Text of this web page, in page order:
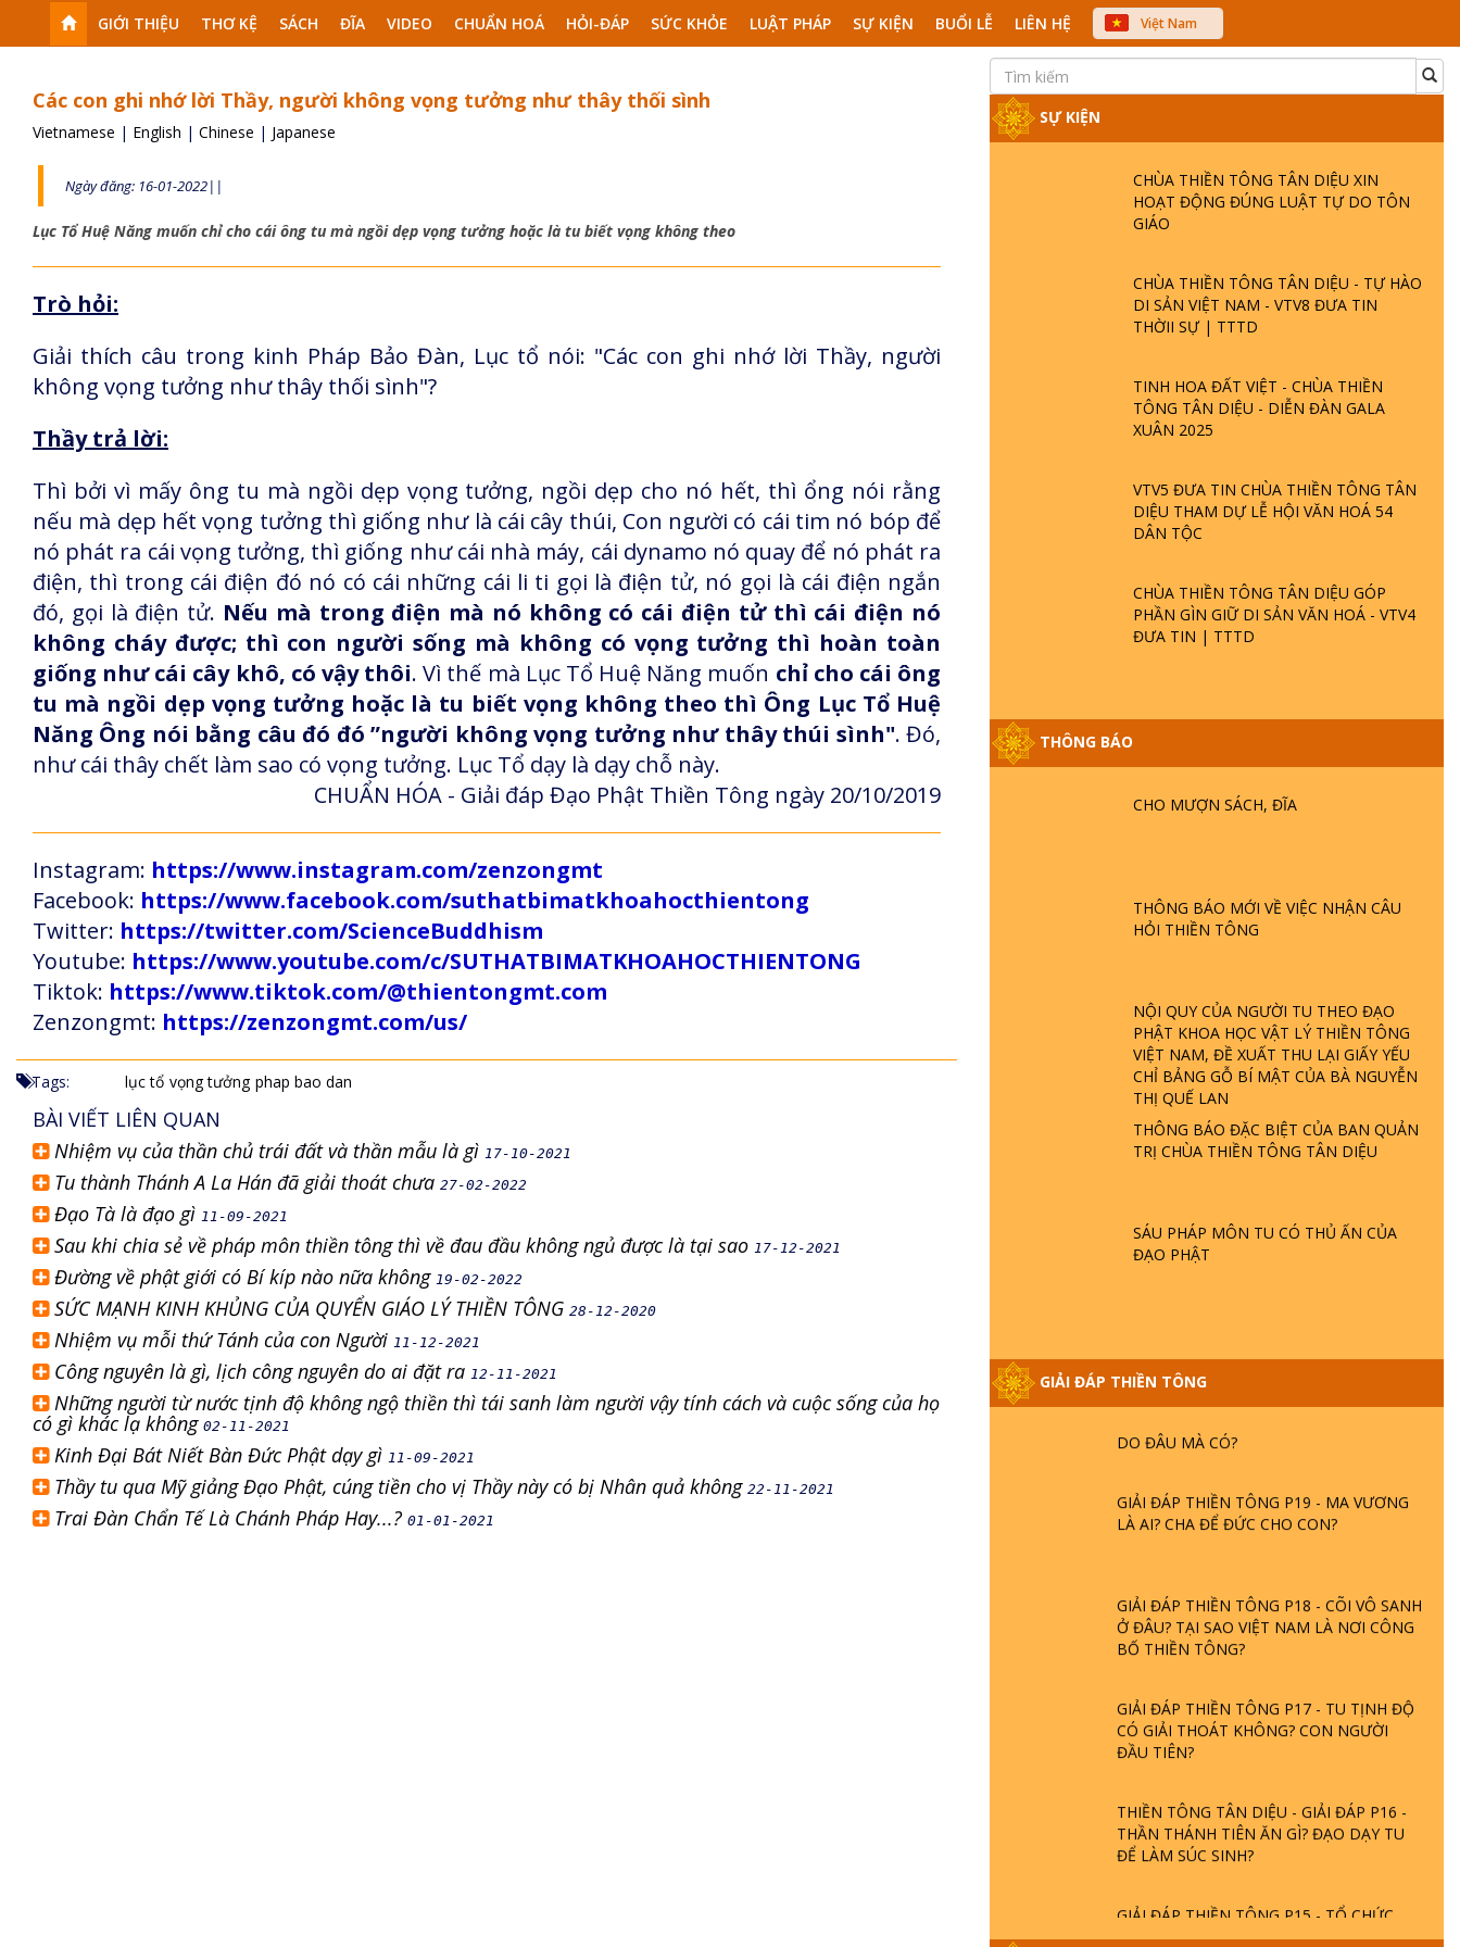
GIỚI THIỆU THƠ KỆ SÁCH ĐĨA VIDEO CHUẨN HOÁ HỎI-ĐÁP SỨC KHỎE LUẬT PHÁP SỰ KIỆN BUỔI LỄ LIÊN HỆ
Việt Nam
中文
Các con ghi nhớ lời Thầy, người không vọng tưởng như thây thối sình
Vietnamese | English | Chinese | Japanese
Ngày đăng: 16-01-2022||
Lục Tổ Huệ Năng muốn chỉ cho cái ông tu mà ngồi dẹp vọng tưởng hoặc là tu biết vọng không theo
Trò hỏi:
Giải thích câu trong kinh Pháp Bảo Đàn, Lục tổ nói: "Các con ghi nhớ lời Thầy, người
không vọng tưởng như thây thối sình"?
Thầy trả lời:
Thì bởi vì mấy ông tu mà ngồi dẹp vọng tưởng, ngồi dẹp cho nó hết, thì ổng nói rằng
nếu mà dẹp hết vọng tưởng thì giống như là cái cây thúi, Con người có cái tim nó bóp để
nó phát ra cái vọng tưởng, thì giống như cái nhà máy, cái dynamo nó quay để nó phát ra
điện, thì trong cái điện đó nó có cái những cái li ti gọi là điện tử, nó gọi là cái điện ngắn
đó, gọi là điện tử. Nếu mà trong điện mà nó không có cái điện tử thì cái điện nó
không cháy được; thì con người sống mà không có vọng tưởng thì hoàn toàn
giống như cái cây khô, có vậy thôi. Vì thế mà Lục Tổ Huệ Năng muốn chỉ cho cái ông
tu mà ngồi dẹp vọng tưởng hoặc là tu biết vọng không theo thì Ông Lục Tổ Huệ
Năng Ông nói bằng câu đó đó ”người không vọng tưởng như thây thúi sình". Đó,
như cái thây chết làm sao có vọng tưởng. Lục Tổ dạy là dạy chỗ này.
CHUẨN HÓA - Giải đáp Đạo Phật Thiền Tông ngày 20/10/2019
Instagram: https://www.instagram.com/zenzongmt
Facebook: https://www.facebook.com/suthatbimatkhoahocthientong
Twitter: https://twitter.com/ScienceBuddhism
Youtube: https://www.youtube.com/c/SUTHATBIMATKHOAHOCTHIENTONG
Tiktok: https://www.tiktok.com/@thientongmt.com
Zenzongmt: https://zenzongmt.com/us/
Tags: lục tổ vọng tưởng phap bao dan
BÀI VIẾT LIÊN QUAN
Nhiệm vụ của thần chủ trái đất và thần mẫu là gì 17-10-2021
Tu thành Thánh A La Hán đã giải thoát chưa 27-02-2022
Đạo Tà là đạo gì 11-09-2021
Sau khi chia sẻ về pháp môn thiền tông thì về đau đầu không ngủ được là tại sao 17-12-2021
Đường về phật giới có Bí kíp nào nữa không 19-02-2022
SỨC MẠNH KINH KHỦNG CỦA QUYỂN GIÁO LÝ THIỀN TÔNG 28-12-2020
Nhiệm vụ mỗi thứ Tánh của con Người 11-12-2021
Công nguyên là gì, lịch công nguyên do ai đặt ra 12-11-2021
Những người từ nước tịnh độ không ngộ thiền thì tái sanh làm người vậy tính cách và cuộc sống của họ
có gì khác lạ không 02-11-2021
Kinh Đại Bát Niết Bàn Đức Phật dạy gì 11-09-2021
Thầy tu qua Mỹ giảng Đạo Phật, cúng tiền cho vị Thầy này có bị Nhân quả không 22-11-2021
Trai Đàn Chẩn Tế Là Chánh Pháp Hay...? 01-01-2021
SỰ KIỆN
CHÙA THIỀN TÔNG TÂN DIỆU XIN
HOẠT ĐỘNG ĐÚNG LUẬT TỰ DO TÔN
GIÁO
CHÙA THIỀN TÔNG TÂN DIỆU - TỰ HÀO
DI SẢN VIỆT NAM - VTV8 ĐƯA TIN
THỜII SỰ | TTTD
TINH HOA ĐẤT VIỆT - CHÙA THIỀN
TÔNG TÂN DIỆU - DIỄN ĐÀN GALA
XUÂN 2025
VTV5 ĐƯA TIN CHÙA THIỀN TÔNG TÂN
DIỆU THAM DỰ LỄ HỘI VĂN HOÁ 54
DÂN TỘC
CHÙA THIỀN TÔNG TÂN DIỆU GÓP
PHẦN GÌN GIỮ DI SẢN VĂN HOÁ - VTV4
ĐƯA TIN | TTTD
THÔNG BÁO
CHO MƯỢN SÁCH, ĐĨA
THÔNG BÁO MỚI VỀ VIỆC NHẬN CÂU
HỎI THIỀN TÔNG
NỘI QUY CỦA NGƯỜI TU THEO ĐẠO
PHẬT KHOA HỌC VẬT LÝ THIỀN TÔNG
VIỆT NAM, ĐỀ XUẤT THU LẠI GIẤY YẾU
CHỈ BẢNG GỖ BÍ MẬT CỦA BÀ NGUYỄN
THỊ QUẾ LAN
THÔNG BÁO ĐẶC BIỆT CỦA BAN QUẢN
TRỊ CHÙA THIỀN TÔNG TÂN DIỆU
SÁU PHÁP MÔN TU CÓ THỦ ẤN CỦA
ĐẠO PHẬT
GIẢI ĐÁP THIỀN TÔNG
GIẢI ĐÁP ĐẶC BIỆT P25 - SUỐT 49 NĂM
HỘI GÌ? TỬ VÌ ĐẠO
PHẬT GIỚI CÓ THỜI GIAN KHÔNG? |
TTTD
LÀ AI? QUỶ SA TĂNG? | TTTD
GIẢI ĐÁP THIỀN TÔNG ĐẶC BIỆT P22 - TẠI
SAO TRÁI ĐẤT NHIỀU THIÊN TAI - LŨ LỤT
- HỎA HOẠN | TTTD
HOA SEN ? | TTTD
GIẢI ĐÁP THIỀN TÔNG ĐẶC BIỆT PHẦN 20
- BÁC NGUYỄN NHÂN LÀ AI? PHIỀN NÃO
DO ĐÂU MÀ CÓ?
GIẢI ĐÁP THIỀN TÔNG P19 - MA VƯƠNG
LÀ AI? CHA ĐỂ ĐỨC CHO CON?
GIẢI ĐÁP THIỀN TÔNG P18 - CÕI VÔ SANH
Ở ĐÂU? TẠI SAO VIỆT NAM LÀ NƠI CÔNG
BỐ THIỀN TÔNG?
GIẢI ĐÁP THIỀN TÔNG P17 - TU TỊNH ĐỘ
CÓ GIẢI THOÁT KHÔNG? CON NGƯỜI
ĐẦU TIÊN?
THIỀN TÔNG TÂN DIỆU - GIẢI ĐÁP P16 -
THẦN THÁNH TIÊN ĂN GÌ? ĐẠO DẠY TU
ĐỂ LÀM SÚC SINH?
GIẢI ĐÁP THIỀN TÔNG P15 - TỔ CHỨC
LOÀI CÔ HỒN - GIÁO LÝ ĐẠO PHẬT KHI